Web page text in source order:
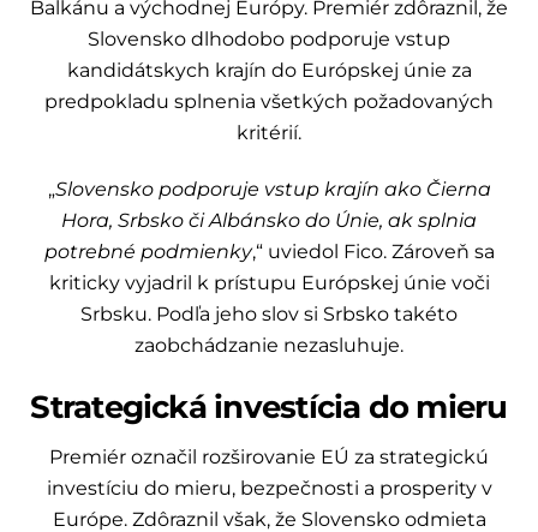
Balkánu a východnej Európy. Premiér zdôraznil, že
Slovensko dlhodobo podporuje vstup
kandidátskych krajín do Európskej únie za
predpokladu splnenia všetkých požadovaných
kritérií.
„Slovensko podporuje vstup krajín ako Čierna
Hora, Srbsko či Albánsko do Únie, ak splnia
potrebné podmienky,“ uviedol Fico. Zároveň sa
kriticky vyjadril k prístupu Európskej únie voči
Srbsku. Podľa jeho slov si Srbsko takéto
zaobchádzanie nezasluhuje.
Strategická investícia do mieru
Premiér označil rozširovanie EÚ za strategickú
investíciu do mieru, bezpečnosti a prosperity v
Európe. Zdôraznil však, že Slovensko odmieta